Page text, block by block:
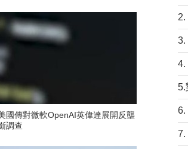
國傳對微軟OpenAI英偉達展開反壟
調查